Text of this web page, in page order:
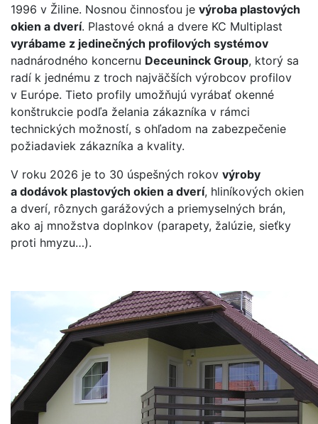
1996 v Žiline. Nosnou činnosťou je výroba plastových
okien a dverí. Plastové okná a dvere KC Multiplast
vyrábame z jedinečných profilových systémov
nadnárodného koncernu Deceuninck Group, ktorý sa
radí k jednému z troch najväčších výrobcov profilov
v Európe. Tieto profily umožňujú vyrábať okenné
konštrukcie podľa želania zákazníka v rámci
technických možností, s ohľadom na zabezpečenie
požiadaviek zákazníka a kvality.
V roku 2026 je to 30 úspešných rokov výroby
a dodávok plastových okien a dverí, hliníkových okien
a dverí, rôznych garážových a priemyselných brán,
ako aj množstva doplnkov (parapety, žalúzie, sieťky
proti hmyzu…).